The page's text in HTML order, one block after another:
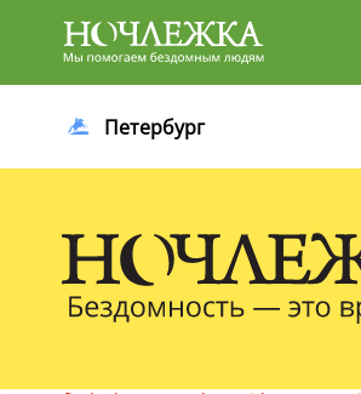
Баннер
Петербург